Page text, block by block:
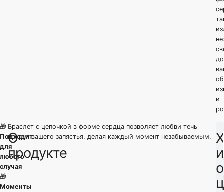
и
🎁
Подходит
для
любого
случая
🎁
Моменты
О
продукте
Браслет с цепочкой в форме сердца позволяет любви течь
вокруг вашего запястья, делая каждый момент незабываемым.
и